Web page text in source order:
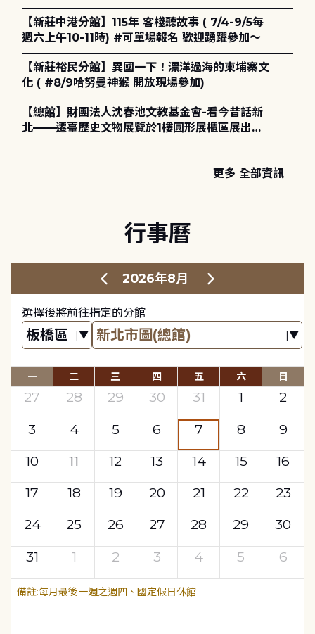
電章魚》
【新莊中港分館】115年 客棧聽故事 ( 7/4-9/5每
週六上午10-11時) #可單場報名 歡迎踴躍參加～
【新莊裕民分館】異國一下！漂洋過海的柬埔寨文
化 ( #8/9哈努曼神猴 開放現場參加)
【總館】財團法人沈春池文教基金會-看今昔話新
北——遷臺歷史文物展覽於1樓圓形展櫃區展出，
歡迎一同觀展！
更多 全部資訊
行事曆
2026年8月
選擇後將前往指定的分館
一 二 三 四 五 六 日
27 28 29 30 31 1
2
3
4 5 6 7 8
9
10
11 12 13 14 15
16
17
18 19 20 21 22
23
24
25 26 27 28 29
30
31
1 2 3 4 5 6
每月最後一週之週四、國定假日休館